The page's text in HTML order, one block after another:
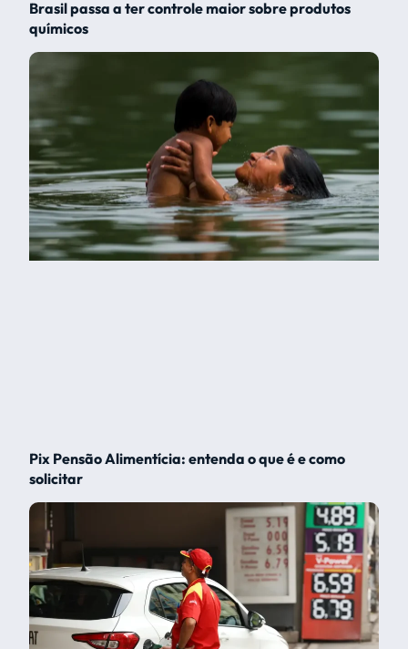
Brasil passa a ter controle maior sobre produtos
químicos
Pix Pensão Alimentícia: entenda o que é e como
solicitar